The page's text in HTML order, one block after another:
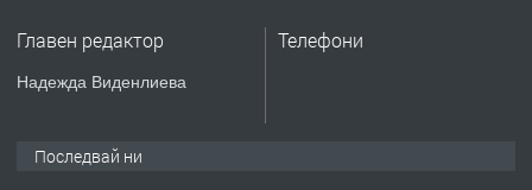
Висококачествени Целофанови
Главен редактор
Надежда Виденлиева
Телефони
Последвай ни